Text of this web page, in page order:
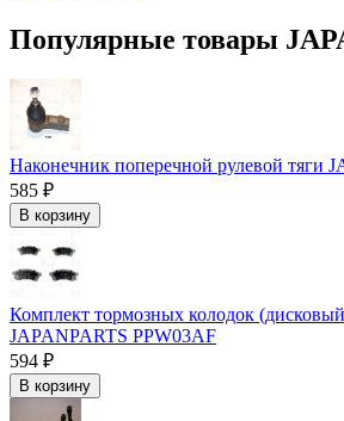
Популярные товары
Наконечник поперечной рулевой тяги
585 ₽
В корзину
Комплект тормозных колодок
JAPANPARTS PPW03AF
594 ₽
В корзину